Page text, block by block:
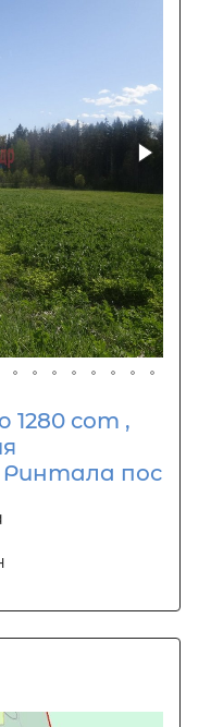
сот ,
Ринтала пос